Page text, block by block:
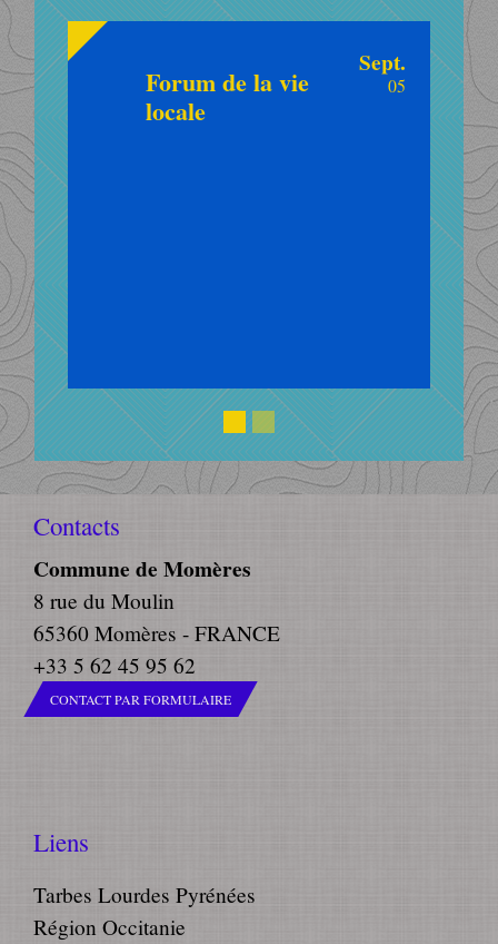
today
Sept.
05
Forum de la vie
locale
Contacts
Commune de Momères
8 rue du Moulin
65360 Momères - FRANCE
+33 5 62 45 95 62
CONTACT PAR FORMULAIRE
Liens
Tarbes Lourdes Pyrénées
Région Occitanie